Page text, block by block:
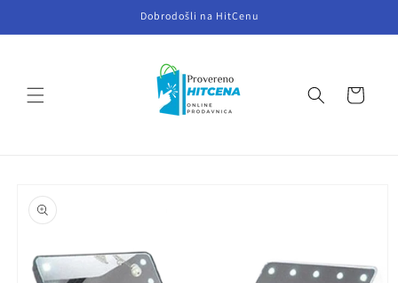
Dobrodošli na HitCenu
Cart
product
information